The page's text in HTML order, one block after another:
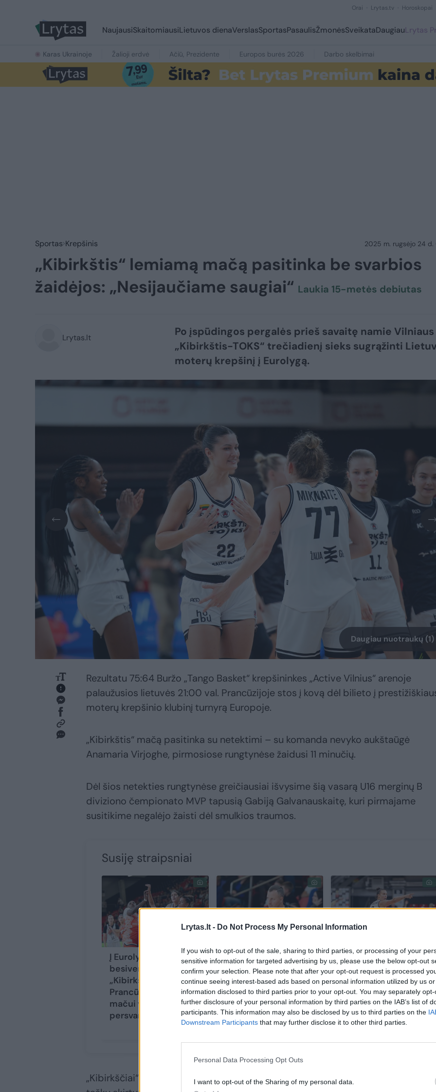
Lrytas.lt - Do Not Process My Personal Information
If you wish to opt-out of the sale, sharing to third parties, or processing of your
sensitive information for targeted advertising by us, please use the below opt-out
confirm your selection. Please note that after your opt-out request is processed
continue seeing interest-based ads based on personal information utilized by us
information disclosed to third parties prior to your opt-out. You may separately
further disclosure of your personal information by third parties on the IAB’s list of
participants. This information may also be disclosed by us to third parties on the
Downstream Participants that may further disclose it to other third parties.
Personal Data Processing Opt Outs
I want to opt-out of the Sharing of my personal data.
Orai Lrytas.tv Horoskopai
NaujausiSkaitomiausiLietuvos dienaVerslasSportasPasaulisŽmonėsSveikataDaugiauLrytas
Karas Ukrainoje Žalioji erdvė Ačiū, Prezidente Europos burės 2026 Darbo skelbimai
Sportas Krepšinis 2025 m. rugsėjo 24 d.
„Kibirkštis“ lemiamą mačą pasitinka be svarbios
žaidėjos: „Nesijaučiame saugiai“ Laukia 15-metės debiutas
Lrytas.lt
Po įspūdingos pergalės prieš savaitę namie Vilniaus
„Kibirkštis-TOKS“ trečiadienį sieks sugrąžinti
moterų krepšinį į Eurolygą.
Daugiau nuotraukų (1)
Rezultatu 75:64 Buržo „Tango Basket“ krepšininkes „Active Vilnius“ arenoje
palaužusios lietuvės 21:00 val. Prancūzijoje stos į kovą dėl bilieto į
moterų krepšinio klubinį turnyrą Europoje.
„Kibirkštis“ mačą pasitinka su netektimi – su komanda nevyko aukštaūgė
Anamaria Virjoghe, pirmosiose rungtynėse žaidusi 11 minučių.
Dėl šios netekties rungtynėse greičiausiai išvysime šią vasarą U16 merginų B
diviziono čempionato MVP tapusią Gabiją Galvanauskaitę, kuri pirmajame
susitikime negalėjo žaisti dėl smulkios traumos.
Susiję straipsniai
Į Eurolygą
besiveržianti
„Kibirkštis“ į
Prancūziją lemiamam
mačui vežasi 11 taškų
persvarą
Tortą po rungtynių
valgysiantis
„Kibirkšties“ treneris
– apie K. Nacickaitę ir
šalia esančią
Eurolygą(1)
Nuostabų
pasirodymą
surengusi K.
Nacickaitė-van der
Horst: „Geras
jausmas laimėti“
„Kibirkščiai“ norint patekti į moterų Eurolygą reikia nepralaimėti didesniu nei 10